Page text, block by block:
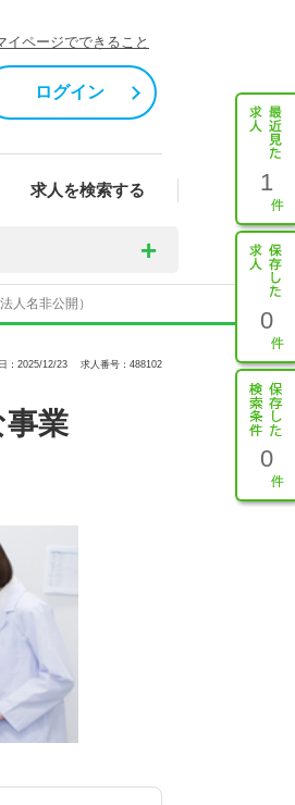
イページでできること
ログイン
求人を検索する 1
0
0
人名非公開）
：2025/12/23 求人番号：488102
事業